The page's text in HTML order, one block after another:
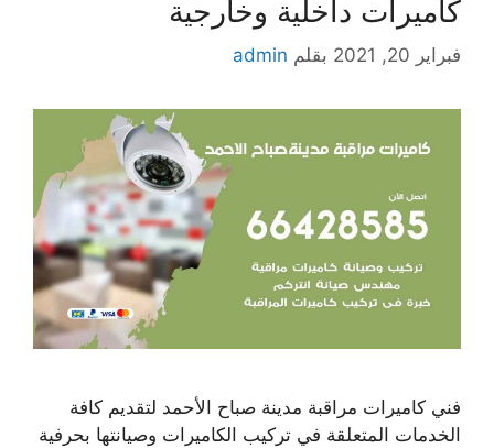
كاميرات داخلية وخارجية
فبراير 20, 2021 بقلم admin
فني كاميرات مراقبة مدينة صباح الأحمد لتقديم كافة
الخدمات المتعلقة في تركيب الكاميرات وصيانتها بحرفية